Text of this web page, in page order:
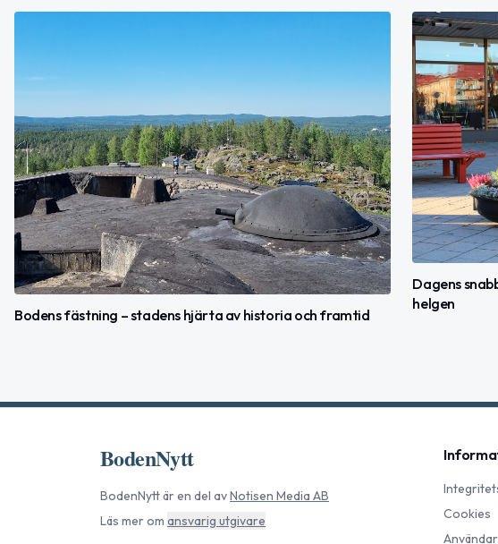
Bodens fästning – stadens hjärta av historia och framtid
Dagens
helgen
BodenNytt
BodenNyttär en del avNotisen Media AB
Läs mer om ansvarig utgivare
Cookies